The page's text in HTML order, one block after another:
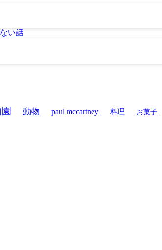
い話
動物 paul mccartney 料理 お菓子